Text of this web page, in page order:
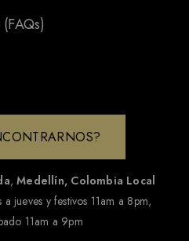
,Medellín, Colombia Local
a jueves y festivos 11am a 8pm,
11am a 9pm